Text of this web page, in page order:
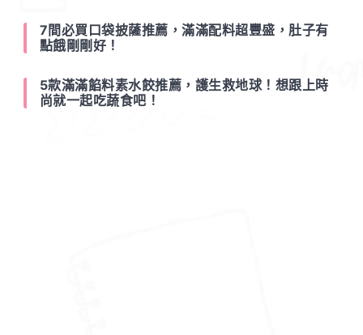
7間必買口袋披薩推薦，滿滿配料超豐盛，肚子有
點餓剛剛好！
5款滿滿餡料素水餃推薦，護生救地球！想跟上時
尚就一起吃蔬食吧！